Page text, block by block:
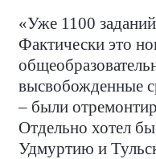
«Уже 1100
Фактически это
высвобожденные
– были
Отдельно хотел
Удмуртию и